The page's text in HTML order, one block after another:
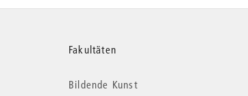
Weitere
Fakultäten
Bildende Kunst